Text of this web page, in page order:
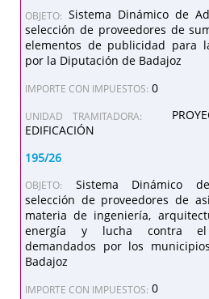
OBJETO:
Sistema Dinámico de
selección de proveedores de
elementos de publicidad para
por la Diputación de Badajoz
IMPORTE CON IMPUESTOS: 0
UNIDAD TRAMITADORA:
EDIFICACIÓN
195/26
OBJETO:
Sistema Dinámico
selección de proveedores de
materia de ingeniería,
energía y lucha contra el
demandados por los
Badajoz
IMPORTE CON IMPUESTOS: 0